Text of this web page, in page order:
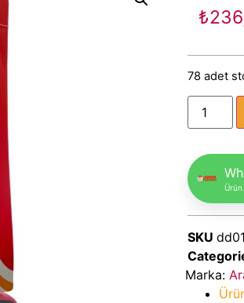
₺
78 adet
Ürün
SKU
Marka: